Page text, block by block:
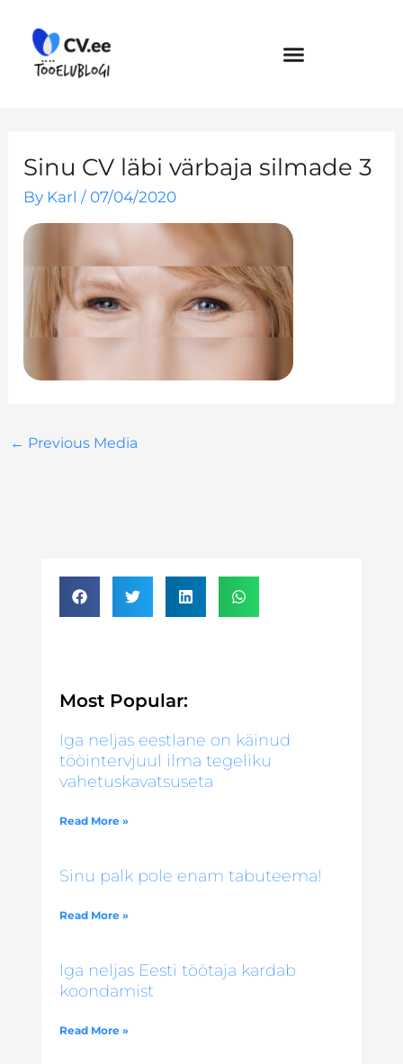
content
Sinu CV läbi värbaja silmade 3
By Karl/ 07/04/2020
← Previous Media
Most Popular:
Iga neljas eestlane on käinud
tööintervjuul ilma tegeliku
vahetuskavatsuseta
Read More »
Sinu palk pole enam tabuteema!
Read More »
Iga neljas Eesti töötaja kardab
koondamist
Read More »